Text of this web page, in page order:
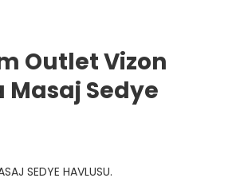
Outlet Vizon
Masaj Sedye
SEDYE HAVLUSU.